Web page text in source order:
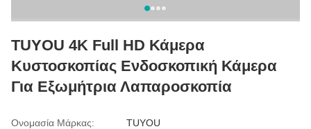
TUYOU 4K Full HD Κάμερα
Κυστοσκοπίας Ενδοσκοπική Κάμερα
Για Εξωμήτρια Λαπαροσκοπία
Ονομασία Μάρκας: TUYOU